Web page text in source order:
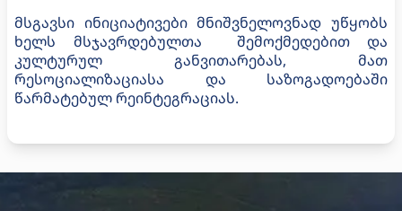
მსგავსი ინიციატივები მნიშვნელოვნად უწყობს
ხელს მსჯავრდებულთა შემოქმედებით და
კულტურულ განვითარებას, მათ
რესოციალიზაციასა და საზოგადოებაში
წარმატებულ რეინტეგრაციას.